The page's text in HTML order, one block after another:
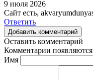
9 июля 2026
Сайт есть,
Ответить
Добавить комментарий
Оставить комментарий
Комментарии
Имя